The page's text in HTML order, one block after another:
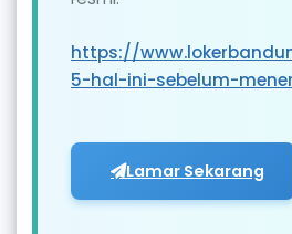
https://
5-hal-ini-sebelum-
Lamar Sekarang